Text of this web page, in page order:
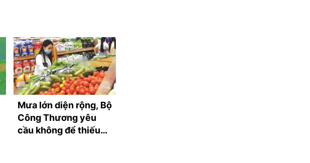
Mưa lớn diện rộng, Bộ
Công Thương yêu
cầu không để thiếu